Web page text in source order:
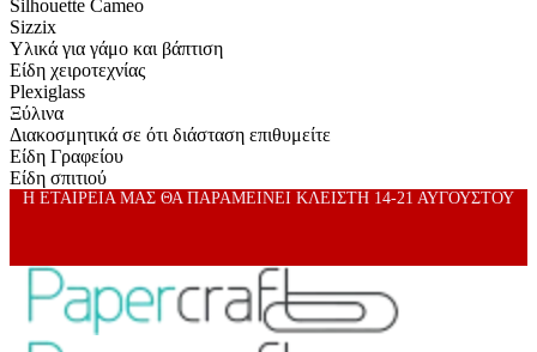
Silhouette Cameo
Sizzix
Υλικά για γάμο και βάπτιση
Είδη χειροτεχνίας
Plexiglass
Ξύλινα
Διακοσμητικά σε ότι διάσταση επιθυμείτε
Είδη Γραφείου
Είδη σπιτιού
Η ΕΤΑΙΡΕΙΑ ΜΑΣ ΘΑ ΠΑΡΑΜΕΙΝΕΙ ΚΛΕΙΣΤΗ 14-21 ΑΥΓΟΥΣΤΟΥ